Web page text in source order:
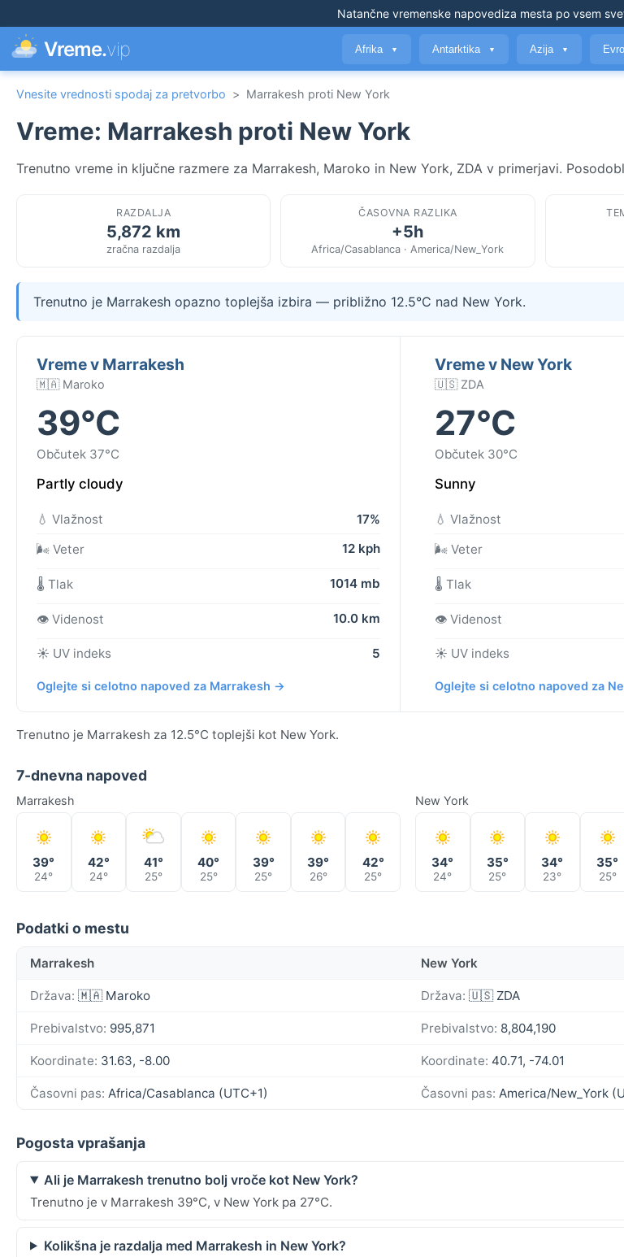
Natančne vremenske napovediza mesta po vsem
Vreme.vip Afrika ▼ Antarktika ▼ Azija ▼
Vnesite vrednosti spodaj za pretvorbo > Marrakesh proti New York
Vreme: Marrakesh proti New York
Trenutno vreme in ključne razmere za Marrakesh, Maroko in New York, ZDA v primerjavi.
RAZDALJA
5,872 km
zračna razdalja
ČASOVNA RAZLIKA
+5h
Africa/Casablanca · America/New_York
Trenutno je Marrakesh opazno toplejša izbira — približno 12.5°C nad New York.
Vreme v Marrakesh
🇲🇦 Maroko
39°C
Občutek 37°C
Partly cloudy
💧 Vlažnost
17%
🌬️ Veter
12 kph
🌡️ Tlak 1014 mb
👁️ Videnost 10.0 km
☀️ UV indeks 5
Oglejte si celotno napoved za Marrakesh →
Vreme v New York
🇺🇸 ZDA
27°C
Občutek 30°C
Sunny
💧 Vlažnost
🌬️ Veter
🌡️ Tlak
👁️ Videnost
☀️ UV indeks
Oglejte si celotno napoved za
Trenutno je Marrakesh za 12.5°C toplejši kot New York.
7-dnevna napoved
Marrakesh
39°
24°
42°
24°
41°
25°
40°
25°
39°
25°
39°
26°
42°
25°
New York
34°
24°
35°
25°
34°
23°
35°
25°
Podatki o mestu
Marrakesh New York
Država: 🇲🇦 Maroko Država: 🇺🇸 ZDA
Prebivalstvo: 995,871 Prebivalstvo: 8,804,190
Koordinate: 31.63, -8.00 Koordinate: 40.71, -74.01
Časovni pas: Africa/Casablanca (UTC+1) Časovni pas: America/New_York
Pogosta vprašanja
Ali je Marrakesh trenutno bolj vroče kot New York?
Trenutno je v Marrakesh 39°C, v New York pa 27°C.
Kolikšna je razdalja med Marrakesh in New York?